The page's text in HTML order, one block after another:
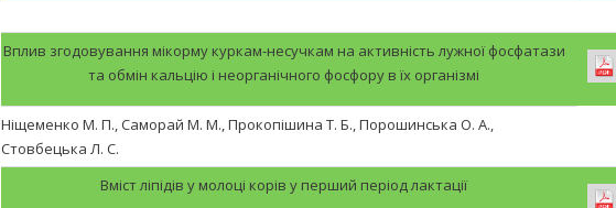
Вплив згодовування мікорму куркам-несучкам на активність лужної фосфатази
та обмін кальцію і неорганічного фосфору в їх організмі
Ніщеменко М. П., Саморай М. М., Прокопішина Т. Б., Порошинська О. А.,
Стовбецька Л. С.
Вміст ліпідів у молоці корів у перший період лактації